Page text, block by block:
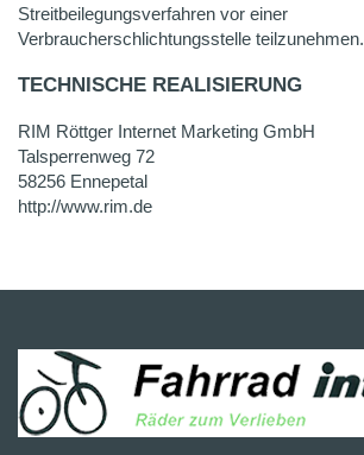
Streitbeilegungsverfahren vor einer
Verbraucherschlichtungsstelle teilzunehmen.
TECHNISCHE REALISIERUNG
RIM Röttger Internet Marketing GmbH
Talsperrenweg 72
58256 Ennepetal
http://www.rim.de